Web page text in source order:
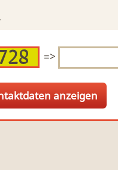
=>